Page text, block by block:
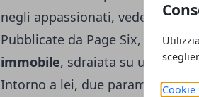
Cookie
negli appassionati, vedendo
Pubblicate da Page Six, le foto
immobile, sdraiata su una
Intorno a lei, due paramedici